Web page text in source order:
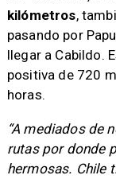
kilómetros,
pasando por
llegar a Cabildo.
positiva de 720
horas.
“A mediados de
rutas por donde
hermosas. Chile